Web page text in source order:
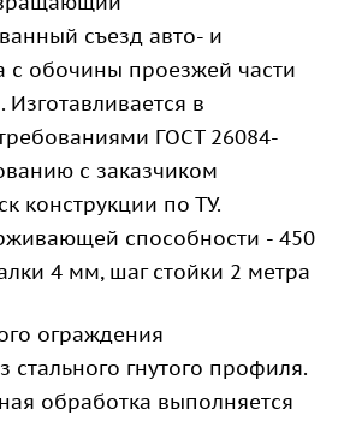
съезд авто- и
с обочины проезжей части
Изготавливается в
ГОСТ 26084-
с заказчиком
конструкции по ТУ.
способности - 450
4 мм, шаг стойки 2 метра
ограждения
стального гнутого профиля.
обработка выполняется